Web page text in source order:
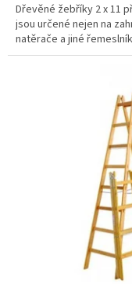
Dřevěné žebříky 2 x 11
jsou určené nejen na
natěrače a jiné